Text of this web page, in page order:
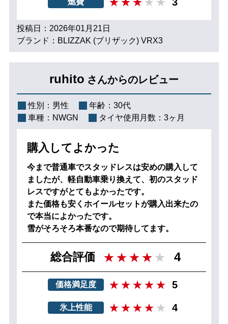
投稿日：2026年01月21日
ブランド：BLIZZAK (ブリザック) VRX3
ruhito さんからのレビュー
性別： 男性 年齢： 30代
車種： NWGN タイヤ使用月数： 3ヶ月
購入してよかった
今まで普通車でスタッドレスは安めの購入して
ましたが、軽自動車乗り換えて、初のスタッド
レスですがとてもよかったです。
また価格も安くホイールセットが購入出来たの
で本当によかったです。
雪がそろそろ本番なので期待してます。
総合評価 4
価格満足度 5
氷上性能 4